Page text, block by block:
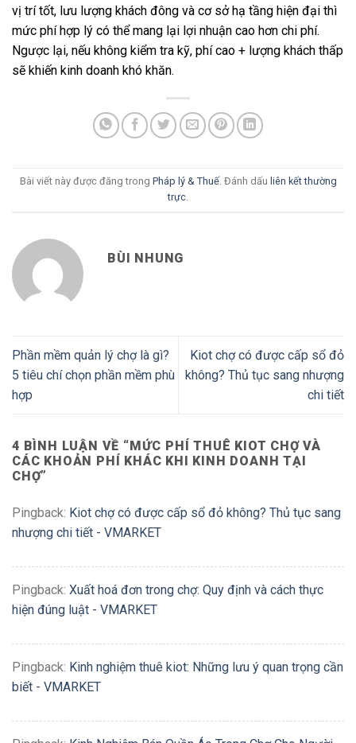
vị trí tốt, lưu lượng khách đông và cơ sở hạ tầng hiện đại thì
mức phí hợp lý có thể mang lại lợi nhuận cao hơn chi phí.
Ngược lại, nếu không kiểm tra kỹ, phí cao + lượng khách thấp
sẽ khiến kinh doanh khó khăn.
Bài viết này được đăng trong Pháp lý & Thuế. Đánh dấu liên kết thường
trực.
BÙI NHUNG
Phần mềm quản lý chợ là gì?
5 tiêu chí chọn phần mềm phù
hợp
Kiot chợ có được cấp sổ đỏ
không? Thủ tục sang nhượng
chi tiết
4 BÌNH LUẬN VỀ “ MỨC PHÍ THUÊ KIOT CHỢ VÀ
CÁC KHOẢN PHÍ KHÁC KHI KINH DOANH TẠI
CHỢ”
Pingback: Kiot chợ có được cấp sổ đỏ không? Thủ tục sang
nhượng chi tiết - VMARKET
Pingback: Xuất hoá đơn trong chợ: Quy định và cách thực
hiện đúng luật - VMARKET
Pingback: Kinh nghiệm thuê kiot: Những lưu ý quan trọng cần
biết - VMARKET